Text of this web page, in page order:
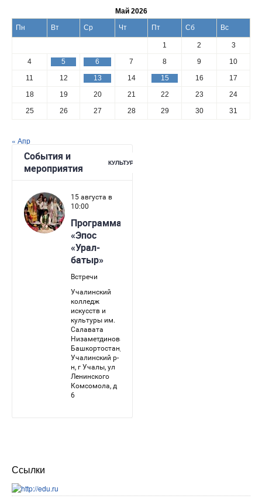
Май 2026
Пн
Вт Ср Чт Пт Сб Вс
1 2
3
4
5 6 7 8 9
10
11
12 13 14 15 16
17
18
19 20 21 22 23
24
25
26 27 28 29 30 31
« Апр
Ссылки